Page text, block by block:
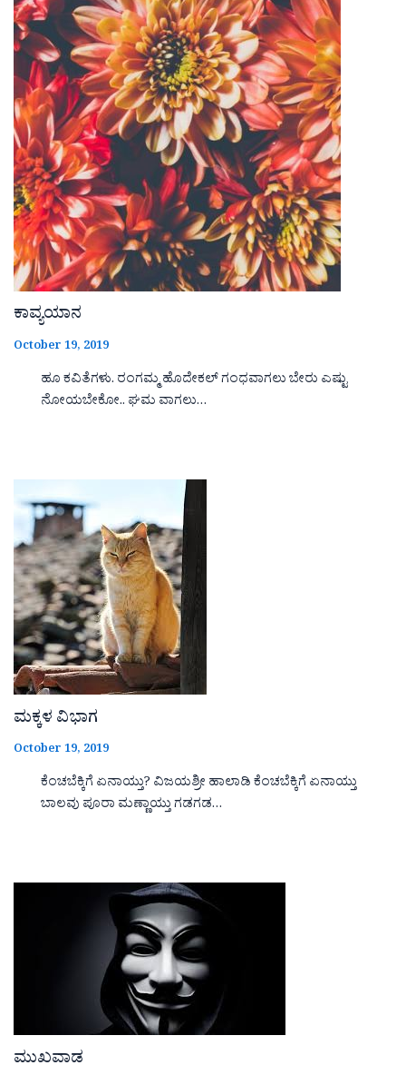
ಕಾವ್ಯಯಾನ
October 19, 2019
ಹೂ ಕವಿತೆಗಳು. ರಂಗಮ್ಮ ಹೊದೇಕಲ್ ಗಂಧವಾಗಲು ಬೇರು ಎಷ್ಟು
ನೋಯಬೇಕೋ.. ಘಮ ವಾಗಲು…
ಮಕ್ಕಳ ವಿಭಾಗ
October 19, 2019
ಕೆಂಚಬೆಕ್ಕಿಗೆ ಏನಾಯ್ತು? ವಿಜಯಶ್ರೀ ಹಾಲಾಡಿ ಕೆಂಚಬೆಕ್ಕಿಗೆ ಏನಾಯ್ತು
ಬಾಲವು ಪೂರಾ ಮಣ್ಣಾಯ್ತು ಗಡಗಡ…
ಮುಖವಾಡ